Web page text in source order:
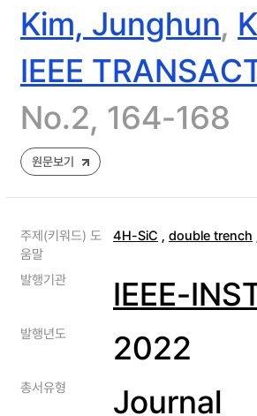
Kim, Junghun,
IEEE
No.2, 164-168
원문보기
주제(키워드) 도
움말
4H-SiC , double trench
발행기관 IEEE-
발행년도 2022
총서유형 Journal